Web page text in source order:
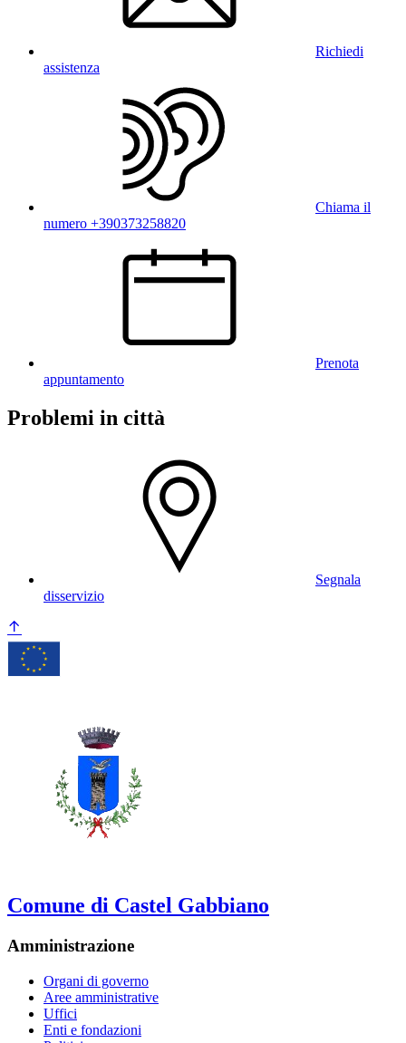
Richiedi
assistenza
Chiama il
numero +390373258820
Prenota
appuntamento
Problemi in città
Segnala
disservizio
Comune di Castel Gabbiano
Amministrazione
Organi di governo
Aree amministrative
Uffici
Enti e fondazioni